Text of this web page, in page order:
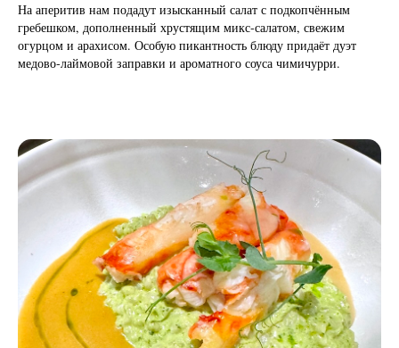
На аперитив нам подадут изысканный салат с подкопчённым
гребешком, дополненный хрустящим микс‑салатом, свежим
огурцом и арахисом. Особую пикантность блюду придаёт дуэт
медово‑лаймовой заправки и ароматного соуса чимичурри.